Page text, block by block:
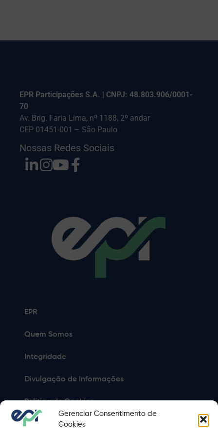
Gerenciar Consentimento de
Cookies
EPR Participações S.A. | CNPJ: 48.803.906/0001-
70
Av. Brig. Faria Lima, nº 1188, 2º andar
CEP 01451-001 – São Paulo
Nossas Redes Sociais
EPR
Quem Somos
Integridade
Divulgação de Informações
Política de Cookies
Política de Privacidade